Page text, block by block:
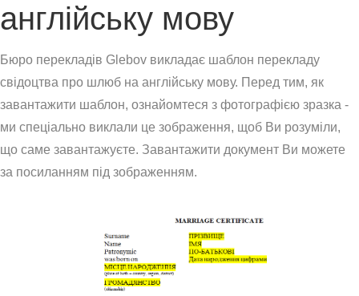
англійську мову
Бюро перекладів Glebov викладає шаблон перекладу
свідоцтва про шлюб на англійську мову. Перед тим, як
завантажити шаблон, ознайомтеся з фотографією зразка -
ми спеціально виклали це зображення, щоб Ви розуміли,
що саме завантажуєте. Завантажити документ Ви можете
за посиланням під зображенням.